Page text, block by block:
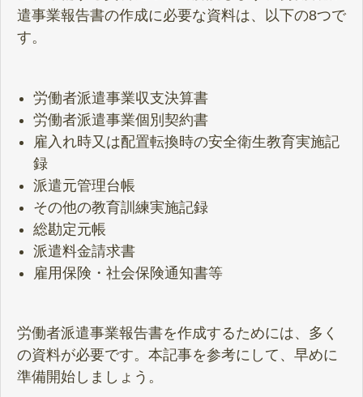
遣事業報告書の作成に必要な資料は、以下の8つで
す。
労働者派遣事業収支決算書
労働者派遣事業個別契約書
雇入れ時又は配置転換時の安全衛生教育実施記
録
派遣元管理台帳
その他の教育訓練実施記録
総勘定元帳
派遣料金請求書
雇用保険・社会保険通知書等
労働者派遣事業報告書を作成するためには、多く
の資料が必要です。本記事を参考にして、早めに
準備開始しましょう。